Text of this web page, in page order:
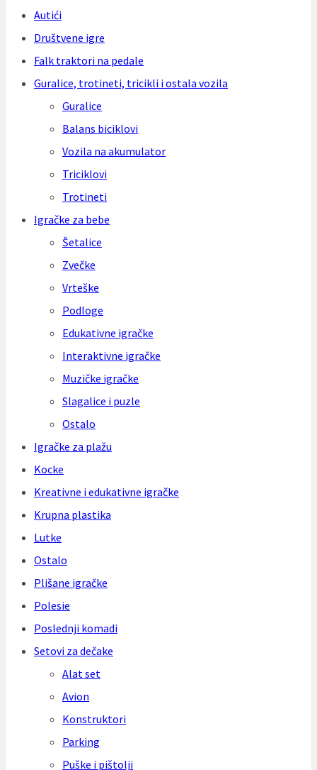
Autići
Društvene igre
Falk traktori na pedale
Guralice, trotineti, tricikli i ostala vozila
Guralice
Balans biciklovi
Vozila na akumulator
Triciklovi
Trotineti
Igračke za bebe
Šetalice
Zvečke
Vrteške
Podloge
Edukativne igračke
Interaktivne igračke
Muzičke igračke
Slagalice i puzle
Ostalo
Igračke za plažu
Kocke
Kreativne i edukativne igračke
Krupna plastika
Lutke
Ostalo
Plišane igračke
Polesie
Poslednji komadi
Setovi za dečake
Alat set
Avion
Konstruktori
Parking
Puške i pištolji